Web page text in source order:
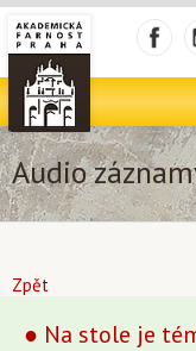
Audio
Zpět
● Na stole je